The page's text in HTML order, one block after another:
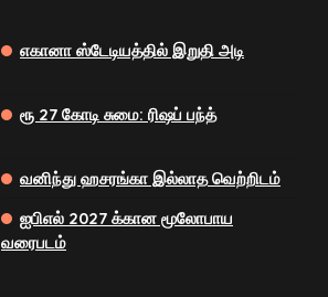
எகானா ஸ்டேடியத்தில் இறுதி அடி
ரூ 27 கோடி சுமை: ரிஷப் பந்த்
வனிந்து ஹசரங்கா இல்லாத வெற்றிடம்
ஐபிஎல் 2027 க்கான மூலோபாய
வரைபடம்